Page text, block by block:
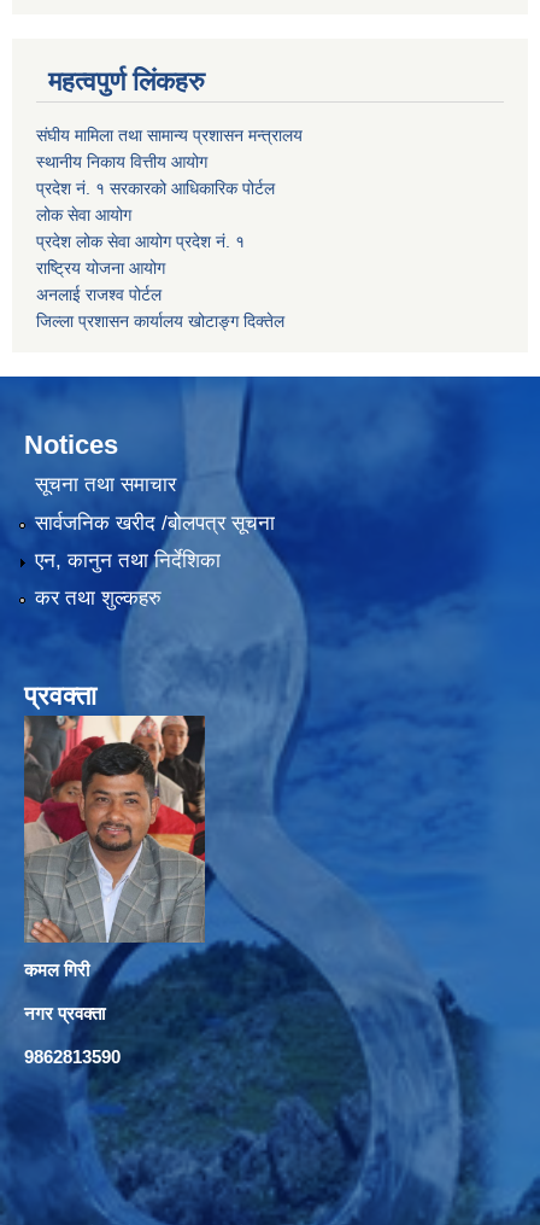
महत्वपुर्ण लिंकहरु
संघीय मामिला तथा सामान्य प्रशासन मन्त्रालय
स्थानीय निकाय वित्तीय आयोग
प्रदेश नं. १ सरकारको आधिकारिक पोर्टल
लोक सेवा आयोग
प्रदेश लोक सेवा आयोग प्रदेश नं. १
राष्ट्रिय योजना आयोग
अनलाई राजश्व पोर्टल
जिल्ला प्रशासन कार्यालय खोटाङ्ग दिक्तेल
Notices
सूचना तथा समाचार
सार्वजनिक खरीद /बोलपत्र सूचना
एन, कानुन तथा निर्देशिका
कर तथा शुल्कहरु
प्रवक्ता
कमल गिरी
नगर प्रवक्ता
9862813590